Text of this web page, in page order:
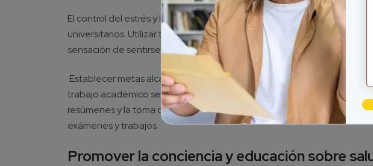
El control del estrés y la presión académica es esencial para proteger la
universitarios. Utilizar técnicas como planificar y organizar el tiempo
sensación de sentirse abrumado.
Establecer metas alcanzables y dividir tareas grandes en pequeñas
trabajo académico sea más manejable. Utilizar técnicas de estudio
resúmenes y la toma de apuntes, mejorará el rendimiento académico
exámenes y trabajos.
Promover la conciencia y educación sobre